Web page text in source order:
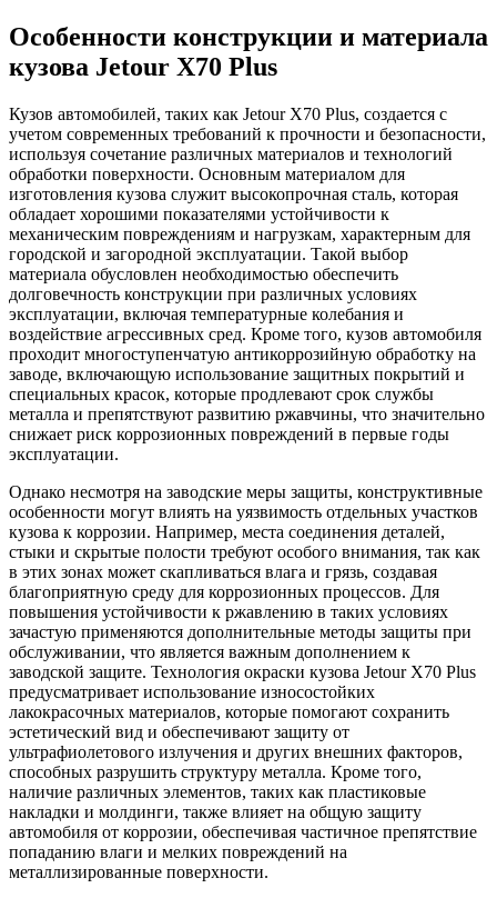
Особенности конструкции и материала
кузова Jetour X70 Plus
Кузов автомобилей, таких как Jetour X70 Plus, создается с
учетом современных требований к прочности и безопасности,
используя сочетание различных материалов и технологий
обработки поверхности. Основным материалом для
изготовления кузова служит высокопрочная сталь, которая
обладает хорошими показателями устойчивости к
механическим повреждениям и нагрузкам, характерным для
городской и загородной эксплуатации. Такой выбор
материала обусловлен необходимостью обеспечить
долговечность конструкции при различных условиях
эксплуатации, включая температурные колебания и
воздействие агрессивных сред. Кроме того, кузов автомобиля
проходит многоступенчатую антикоррозийную обработку на
заводе, включающую использование защитных покрытий и
специальных красок, которые продлевают срок службы
металла и препятствуют развитию ржавчины, что значительно
снижает риск коррозионных повреждений в первые годы
эксплуатации.
Однако несмотря на заводские меры защиты, конструктивные
особенности могут влиять на уязвимость отдельных участков
кузова к коррозии. Например, места соединения деталей,
стыки и скрытые полости требуют особого внимания, так как
в этих зонах может скапливаться влага и грязь, создавая
благоприятную среду для коррозионных процессов. Для
повышения устойчивости к ржавлению в таких условиях
зачастую применяются дополнительные методы защиты при
обслуживании, что является важным дополнением к
заводской защите. Технология окраски кузова Jetour X70 Plus
предусматривает использование износостойких
лакокрасочных материалов, которые помогают сохранить
эстетический вид и обеспечивают защиту от
ультрафиолетового излучения и других внешних факторов,
способных разрушить структуру металла. Кроме того,
наличие различных элементов, таких как пластиковые
накладки и молдинги, также влияет на общую защиту
автомобиля от коррозии, обеспечивая частичное препятствие
попаданию влаги и мелких повреждений на
металлизированные поверхности.